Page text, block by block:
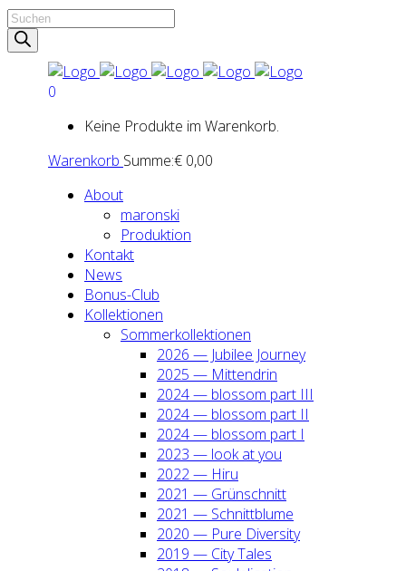
Products
search
0
Keine Produkte im Warenkorb.
Warenkorb Summe:€ 0,00
About
maron­ski
Pro­duk­ti­on
Kon­takt
News
Bonus-Club
Kol­lek­tio­nen
Som­mer­kol­lek­tio­nen
2026 — Jubi­lee Jour­ney
2025 — Mit­ten­drin
2024 — blos­som part III
2024 — blos­som part II
2024 — blos­som part I
2023 — look at you
2022 — Hiru
2021 — Grün­schnitt
2021 — Schnitt­blu­me
2020 — Pure Diver­si­ty
2019 — City Tales